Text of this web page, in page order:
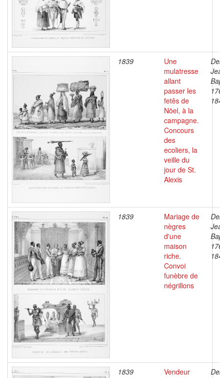
1839
Une
mulatresse
allant
passer les
fetês de
Nöel, à la
campagne.
Concours
des
ecoliers, la
veille du
jour de St.
Alexis
1839
Mariage de
nègres
d'une
maison
riche.
Convoi
funèbre de
négrillons
1839
Vendeur